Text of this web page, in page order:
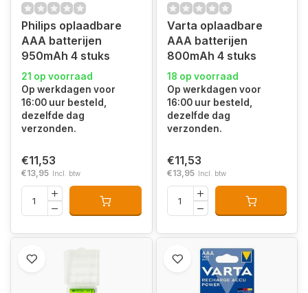
Philips oplaadbare
AAA batterijen
950mAh 4 stuks
21 op voorraad
Op werkdagen voor
16:00 uur besteld,
dezelfde dag
verzonden.
€11,53
€13,95 Incl. btw
Varta oplaadbare
AAA batterijen
800mAh 4 stuks
18 op voorraad
Op werkdagen voor
16:00 uur besteld,
dezelfde dag
verzonden.
€11,53
€13,95 Incl. btw